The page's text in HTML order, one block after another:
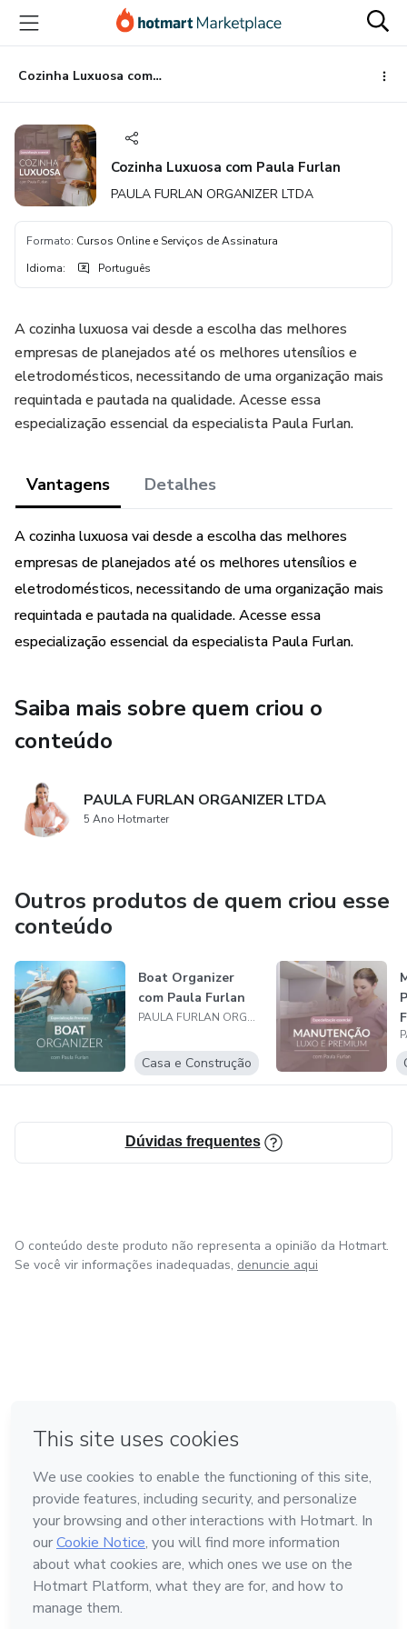
para
conteúdo
principal
para
pagamento
para
rodapé
Cozinha Luxuosa com Paula Furlan
Cozinha Luxuosa com Paula Furlan
PAULA FURLAN ORGANIZER LTDA
Formato: Cursos Online e Serviços de Assinatura
Idioma: Português
A cozinha luxuosa vai desde a escolha das melhores
empresas de planejados até os melhores utensílios e
eletrodomésticos, necessitando de uma organização mais
requintada e pautada na qualidade. Acesse essa
especialização essencial da especialista Paula Furlan.
Vantagens Detalhes
A cozinha luxuosa vai desde a escolha das melhores
empresas de planejados até os melhores utensílios e
eletrodomésticos, necessitando de uma organização mais
requintada e pautada na qualidade. Acesse essa
especialização essencial da especialista Paula Furlan.
Saiba mais sobre quem criou o
conteúdo
PAULA FURLAN ORGANIZER LTDA
5 Ano Hotmarter
Outros produtos de quem criou esse
conteúdo
Boat Organizer
com Paula Furlan
PAULA FURLAN ORGANIZER LTDA
Casa e Construção
Dúvidas frequentes
O conteúdo deste produto não representa a opinião da Hotmart.
Se você vir informações inadequadas, denuncie aqui
Feito com ❤ na Cidade do México
Conheça a Hotmart
Idioma
Português